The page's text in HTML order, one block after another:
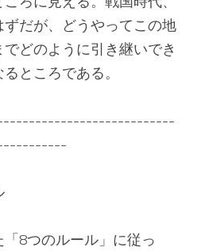
だが、どうやってこの地
どのように引き継いでき
ところである。
8つのルール」に従っ